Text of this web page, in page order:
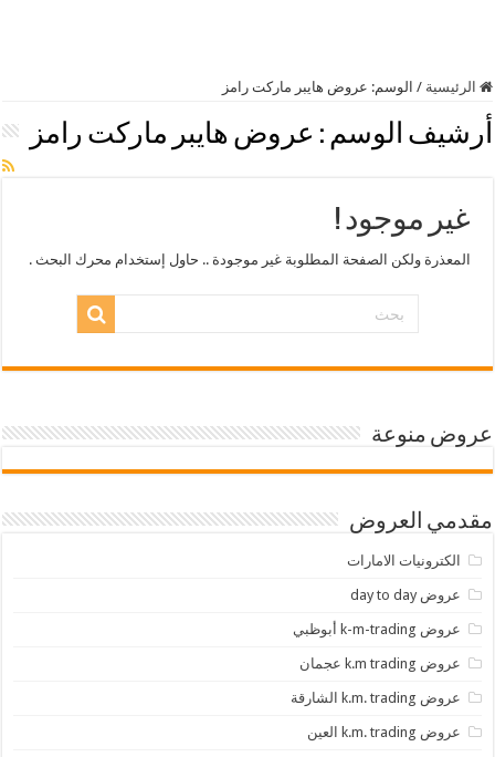
الرئيسية / الوسم: عروض هايبر ماركت رامز
أرشيف الوسم : عروض هايبر ماركت رامز
غير موجود !
المعذرة ولكن الصفحة المطلوبة غير موجودة .. حاول إستخدام محرك البحث .
عروض منوعة
مقدمي العروض
الكترونيات الامارات
عروض day to day
عروض k-m-trading أبوظبي
عروض k.m trading عجمان
عروض k.m. trading الشارقة
عروض k.m. trading العين